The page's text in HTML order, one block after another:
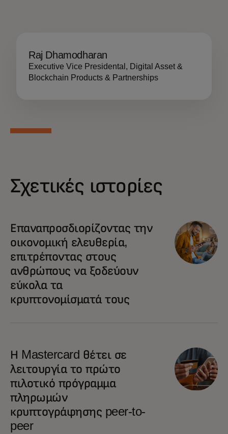
Raj Dhamodharan
Executive Vice Presidental, Digital Asset &
Blockchain Products & Partnerships
Σχετικές ιστορίες
Επαναπροσδιορίζοντας την
οικονομική ελευθερία,
επιτρέποντας στους
ανθρώπους να ξοδεύουν
εύκολα τα
κρυπτονομίσματά τους
Η Mastercard θέτει σε
λειτουργία το πρώτο
πιλοτικό πρόγραμμα
πληρωμών
κρυπτογράφησης peer-to-
peer